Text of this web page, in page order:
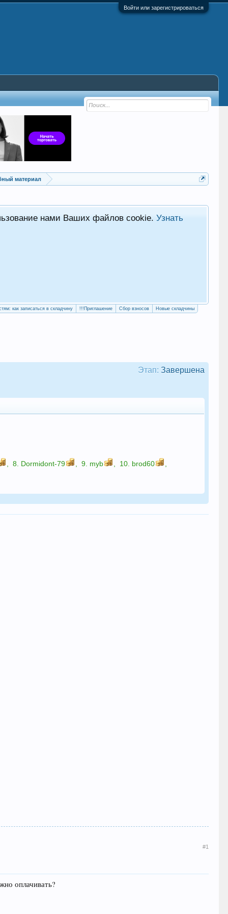
Войти или зарегистрироваться
материал
нами Ваших файлов cookie.Узнать
как записаться в складчину !!!Приглашение Сбор взносов Новые складчины
Этап: Завершена
8. Dormidont-79 9. myb 10. brod60
#1
оплачивать?